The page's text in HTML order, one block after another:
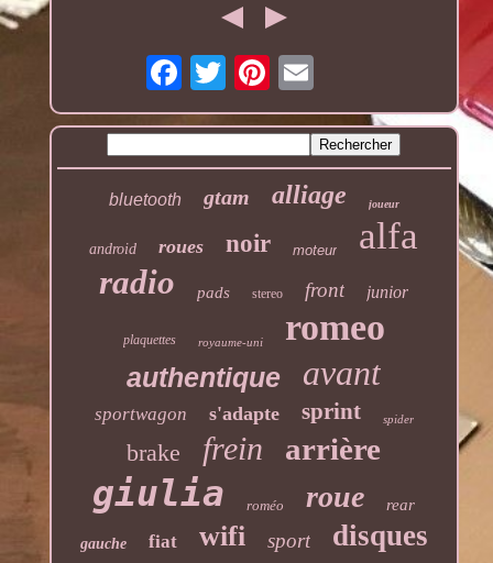
bluetooth gtam alliage joueur
android roues noir moteur alfa
radio pads stereo front junior
plaquettes royaume-uni romeo
authentique avant
sportwagon s'adapte sprint spider
brake frein arrière
giulia roméo roue rear
gauche fiat wifi sport disques